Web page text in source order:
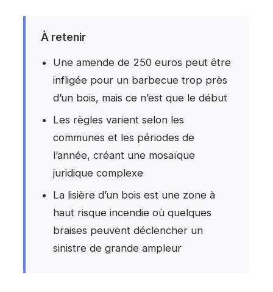
À retenir
Une amende de 250 euros peut être
infligée pour un barbecue trop près
d’un bois, mais ce n’est que le début
Les règles varient selon les
communes et les périodes de
l’année, créant une mosaïque
juridique complexe
La lisière d’un bois est une zone à
haut risque incendie où quelques
braises peuvent déclencher un
sinistre de grande ampleur